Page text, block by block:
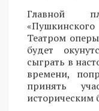
Главной
Театром
будет
сыграть в
времени,
принять
историческим